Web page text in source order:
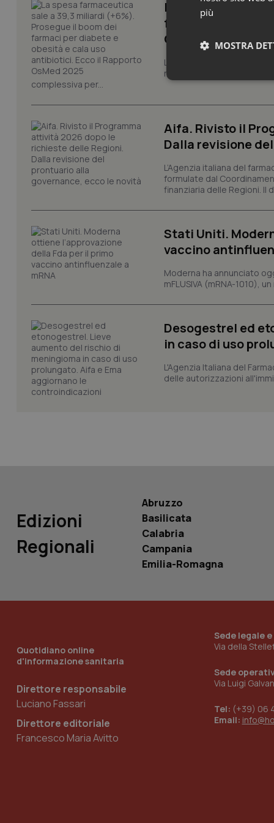
La spesa
farmaci per
OsMed 2025
La farmaceutica italiana
nuove terapie e
complessiva per...
Aifa. Rivisto il
Dalla revisione
L’Agenzia italiana del
formulate dal
finanziaria delle Regioni. Il
Stati Uniti.
vaccino
Moderna ha annunciato
mFLUSIVA (mRNA-1010),
Desogestrel ed
in caso di uso
L'Agenzia Italiana del
delle autorizzazioni
Edizioni
Regionali
Abruzzo
Basilicata
Calabria
Campania
Emilia-Romagna
Quotidiano online
d'informazione sanitaria
Direttore responsabile
Luciano Fassari
Direttore editoriale
Francesco Maria Avitto
Sede legale
Via della
Sede
Via Luigi
Tel: (+39) 06
Email:
più
MOSTRA
I cookie necessari
tracking-sites-
tracking-sites-
Nome
Nome
__Secure-YNID